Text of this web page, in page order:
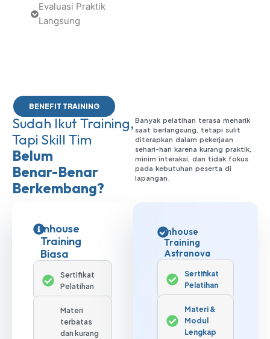
Evaluasi Praktik
Langsung
BENEFIT TRAINING
Sudah Ikut Training,
Tapi Skill Tim
Belum
Benar-Benar
Berkembang?
Banyak pelatihan terasa menarik
saat berlangsung, tetapi sulit
diterapkan dalam pekerjaan
sehari-hari karena kurang praktik,
minim interaksi, dan tidak fokus
pada kebutuhan peserta di
lapangan.
Inhouse
Training
Biasa
Sertifikat
Pelatihan
Materi
terbatas
dan kurang
Inhouse
Training
Astranova
Sertifikat
Pelatihan
Materi &
Modul
Lengkap